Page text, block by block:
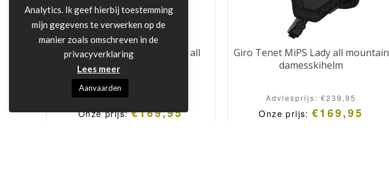
Giro Tenet MiPS Dark Shark all
mountain skihelm
Adviesprijs:
Onze prijs:€169,95
Giro Tenet MiPS Lady all mountain
damesskihelm
Adviesprijs:€239,95
Onze prijs:€169,95
Analytics. Ik geef hierbij toestemming
mijn gegevens te verwerken op de
manier zoals omschreven in de
privacyverklaring
Lees meer
Aanvaarden